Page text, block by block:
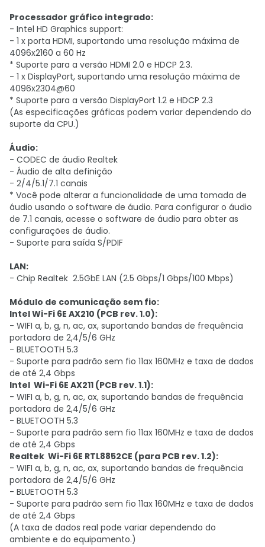
Processador gráfico integrado:
- Intel HD Graphics support:
- 1 x porta HDMI, suportando uma resolução máxima de
4096x2160 a 60 Hz
* Suporte para a versão HDMI 2.0 e HDCP 2.3.
- 1 x DisplayPort, suportando uma resolução máxima de
4096x2304@60
* Suporte para a versão DisplayPort 1.2 e HDCP 2.3
(As especificações gráficas podem variar dependendo do
suporte da CPU.)
Áudio:
- CODEC de áudio Realtek
- Áudio de alta definição
- 2/4/5.1/7.1 canais
* Você pode alterar a funcionalidade de uma tomada de
áudio usando o software de áudio. Para configurar o áudio
de 7.1 canais, acesse o software de áudio para obter as
configurações de áudio.
- Suporte para saída S/PDIF
LAN:
- Chip Realtek 2.5GbE LAN (2.5 Gbps/1 Gbps/100 Mbps)
Módulo de comunicação sem fio:
Intel Wi-Fi 6E AX210 (PCB rev. 1.0):
- WIFI a, b, g, n, ac, ax, suportando bandas de frequência
portadora de 2,4/5/6 GHz
- BLUETOOTH 5.3
- Suporte para padrão sem fio 11ax 160MHz e taxa de dados
de até 2,4 Gbps
Intel Wi-Fi 6E AX211 (PCB rev. 1.1):
- WIFI a, b, g, n, ac, ax, suportando bandas de frequência
portadora de 2,4/5/6 GHz
- BLUETOOTH 5.3
- Suporte para padrão sem fio 11ax 160MHz e taxa de dados
de até 2,4 Gbps
Realtek Wi-Fi 6E RTL8852CE (para PCB rev. 1.2):
- WIFI a, b, g, n, ac, ax, suportando bandas de frequência
portadora de 2,4/5/6 GHz
- BLUETOOTH 5.3
- Suporte para padrão sem fio 11ax 160MHz e taxa de dados
de até 2,4 Gbps
(A taxa de dados real pode variar dependendo do
ambiente e do equipamento.)